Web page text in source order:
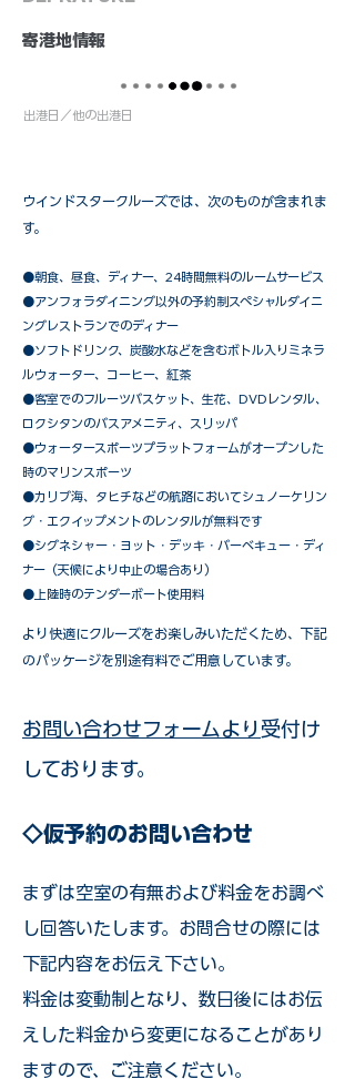
​寄港地情報
出港日／他の出港日
ウインドスタークルーズでは、次のものが含まれま
す。
●朝食、昼食、ディナー、24時間無料のルームサービス
​●アンフォラダイニング以外の予約制スペシャルダイニ
ングレストランでのディナー
●ソフトドリンク、炭酸水などを含むボトル入りミネラ
ルウォーター、コーヒー、紅茶
●客室でのフルーツバスケット、生花、DVDレンタル、
ロクシタンのバスアメニティ、スリッパ
●ウォータースポーツプラットフォームがオープンした
時のマリンスポーツ
●カリブ海、タヒチなどの航路においてシュノーケリン
グ・エクイップメントのレンタルが無料です
​●シグネシャー・ヨット・デッキ・バーベキュー・ディ
ナー（天候により中止の場合あり）
●上陸時のテンダーボート使用料
​より快適にクルーズをお楽しみいただくため、下記
のパッケージを別途有料でご用意しています。​
お問い合わせフォームより 受付け
しております。
◇仮予約のお問い合わせ
まずは空室の有無および料金をお調べ
し回答いたします。お問合せの際には
下記内容をお伝え下さい。
料金は変動制となり、数日後にはお伝
えした料金から変更になることがあり
ますので、ご注意ください。